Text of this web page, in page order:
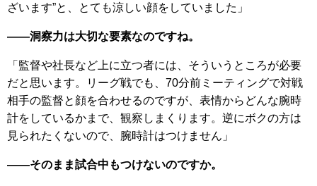
ざいます”と、とても涼しい顔をしていました」
――洞察力は大切な要素なのですね。
「監督や社長など上に立つ者には、そういうところが必要
だと思います。リーグ戦でも、70分前ミーティングで対戦
相手の監督と顔を合わせるのですが、表情からどんな腕時
計をしているかまで、観察しまくります。逆にボクの方は
見られたくないので、腕時計はつけません」
――そのまま試合中もつけないのですか。